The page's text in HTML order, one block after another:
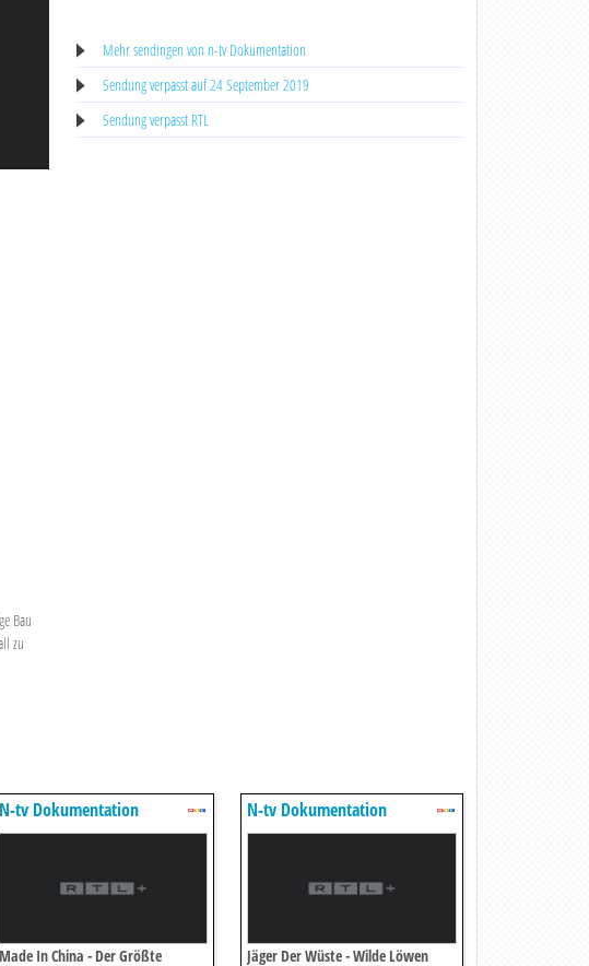
Bau
zu
Mehr sendingen von n-tv Dokumentation
Sendung verpasst auf 24 September 2019
Sendung verpasst RTL
N-tv Dokumentation
Made In China - Der Größte
N-tv Dokumentation
Jäger Der Wüste - Wilde Löwen